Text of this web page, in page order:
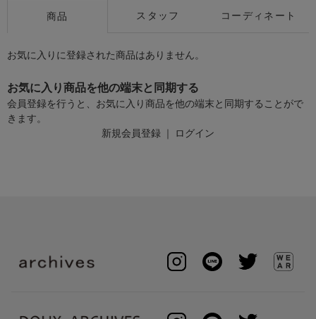
商品 スタッフ コーディネート
お気に入りに登録された商品はありません。
お気に入り商品を他の端末と同期する
会員登録を行うと、お気に入り商品を他の端末と同期することがで
きます。
新規会員登録 ｜ ログイン